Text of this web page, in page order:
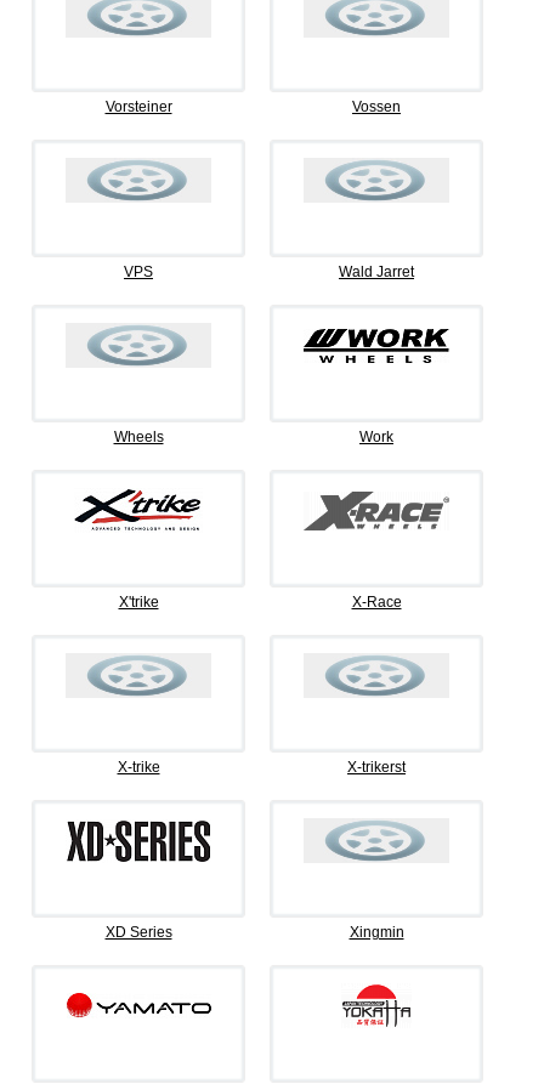
Vorsteiner Vossen
VPS Wald Jarret
Wheels Work
X'trike X-Race
X-trike X-trikerst
XD Series Xingmin